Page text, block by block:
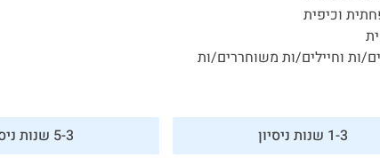
וכיפית
ות וחיילים/ות משוחררים/ות
1-3 שנות ניסיון 5-3 שנות ניסיון